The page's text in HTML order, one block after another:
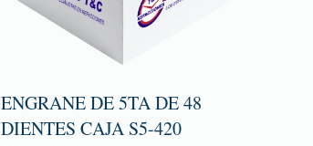
ENGRANE DE 5TA DE 48
DIENTES CAJA S5-420